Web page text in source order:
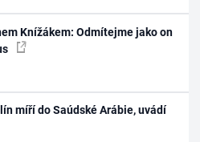
Knížákem: Odmítejme jako on
míří do Saúdské Arábie, uvádí